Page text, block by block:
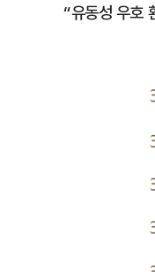
“유동성 우호